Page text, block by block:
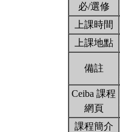
必/選修
上課時間
上課地點
備註
Ceiba 課程
網頁
課程簡介